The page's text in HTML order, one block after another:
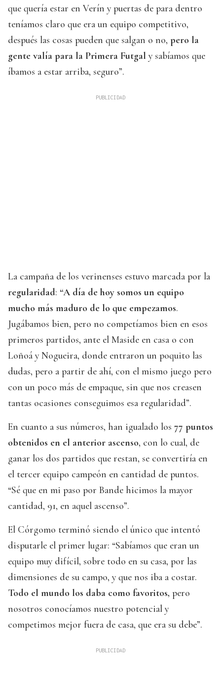
que quería estar en Verín y puertas de para dentro
teníamos claro que era un equipo competitivo,
después las cosas pueden que salgan o no, pero la
gente valía para la Primera Futgal y sabíamos que
íbamos a estar arriba, seguro”.
La campaña de los verinenses estuvo marcada por la
regularidad: “A día de hoy somos un equipo
mucho más maduro de lo que empezamos.
Jugábamos bien, pero no competíamos bien en esos
primeros partidos, ante el Maside en casa o con
Loñoá y Nogueira, donde entraron un poquito las
dudas, pero a partir de ahí, con el mismo juego pero
con un poco más de empaque, sin que nos creasen
tantas ocasiones conseguimos esa regularidad”.
En cuanto a sus números, han igualado los 77 puntos
obtenidos en el anterior ascenso, con lo cual, de
ganar los dos partidos que restan, se convertiría en
el tercer equipo campeón en cantidad de puntos.
“Sé que en mi paso por Bande hicimos la mayor
cantidad, 91, en aquel ascenso”.
El Córgomo terminó siendo el único que intentó
disputarle el primer lugar: “Sabíamos que eran un
equipo muy difícil, sobre todo en su casa, por las
dimensiones de su campo, y que nos iba a costar.
Todo el mundo los daba como favoritos, pero
nosotros conocíamos nuestro potencial y
competimos mejor fuera de casa, que era su debe”.